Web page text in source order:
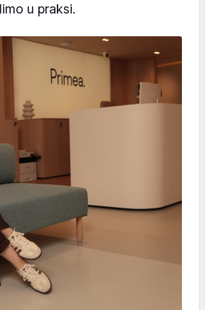
u praksi.